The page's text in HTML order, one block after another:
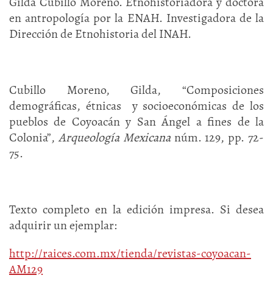
en antropología por la ENAH. Investigadora de la
Dirección de Etnohistoria del INAH.
Cubillo Moreno, Gilda, “Composiciones
demográficas, étnicas y socioeconómicas de los
pueblos de Coyoacán y San Ángel a fines de la
Colonia”, Arqueología Mexicananúm. 129, pp. 72-
75.
Texto completo en la edición impresa. Si desea
adquirir un ejemplar:
http://raices.com.mx/tienda/revistas-coyoacan-
AM129